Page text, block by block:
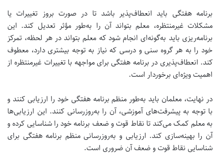
برنامه هفتگی باید انعطاف‌پذیر باشد تا در صورت بروز تغییرات یا
مشکلات غیرمنتظره، معلم بتواند آن را به‌طور مؤثر تعدیل کند. این
برنامه‌ریزی باید به‌گونه‌ای انجام شود که معلم بتواند در هر لحظه، تمرکز
خود را به هر گروه سنی و درسی که نیاز به توجه بیشتری دارد، معطوف
کند. انعطاف‌پذیری در برنامه هفتگی برای مواجهه با تغییرات غیرمنتظره از
اهمیت ویژه‌ای برخوردار است.
در نهایت، معلمان باید به‌طور منظم برنامه هفتگی خود را ارزیابی کنند و
با توجه به پیشرفت‌های آموزشی، آن را به‌روزرسانی کنند. این ارزیابی‌ها
به معلم کمک می‌کند تا نقاط قوت و ضعف برنامه خود را شناسایی کرده و
آن را بهینه‌سازی کند. ارزیابی و به‌روزرسانی منظم برنامه هفتگی برای
شناسایی نقاط قوت و ضعف آن ضروری است.